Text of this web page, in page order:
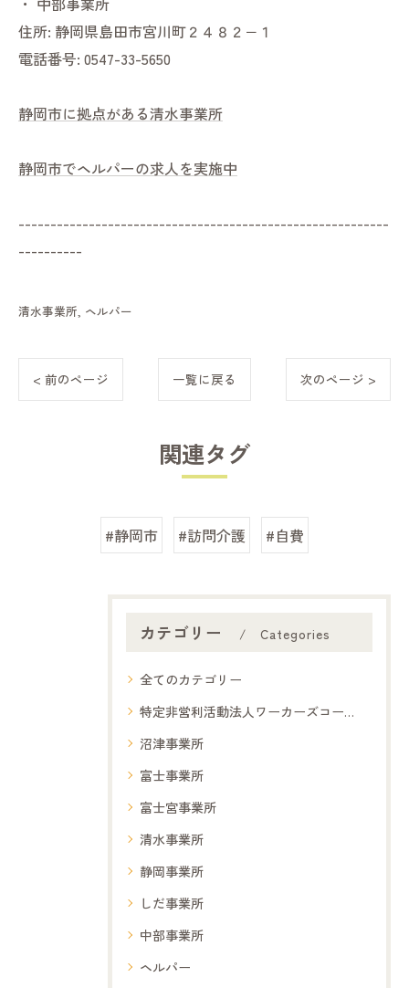
住所: 静岡県島田市宮川町２４８２−１
電話番号: 0547-33-5650
静岡市に拠点がある清水事業所
静岡市でヘルパーの求人を実施中
----------------------------------------------------------
----------
清水事業所 ヘルパー
< 前のページ 一覧に戻る 次のページ >
関連タグ
#静岡市 #訪問介護 #自費
カテゴリー Categories
全てのカテゴリー
特定非営利活動法人ワーカーズコープ夢コープ
沼津事業所
富士事業所
富士宮事業所
清水事業所
静岡事業所
しだ事業所
中部事業所
ヘルパー